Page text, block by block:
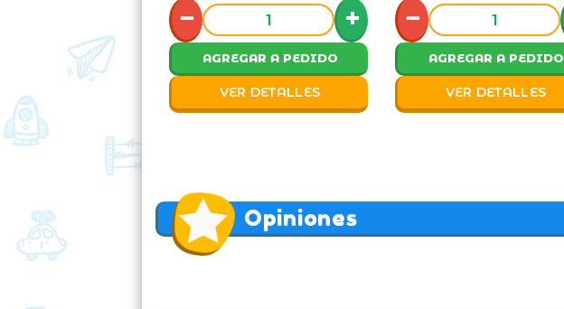
− +
AGREGAR A PEDIDO
VER DETALLES
−
AGREGAR A PEDIDO
VER DETALLES
Opiniones